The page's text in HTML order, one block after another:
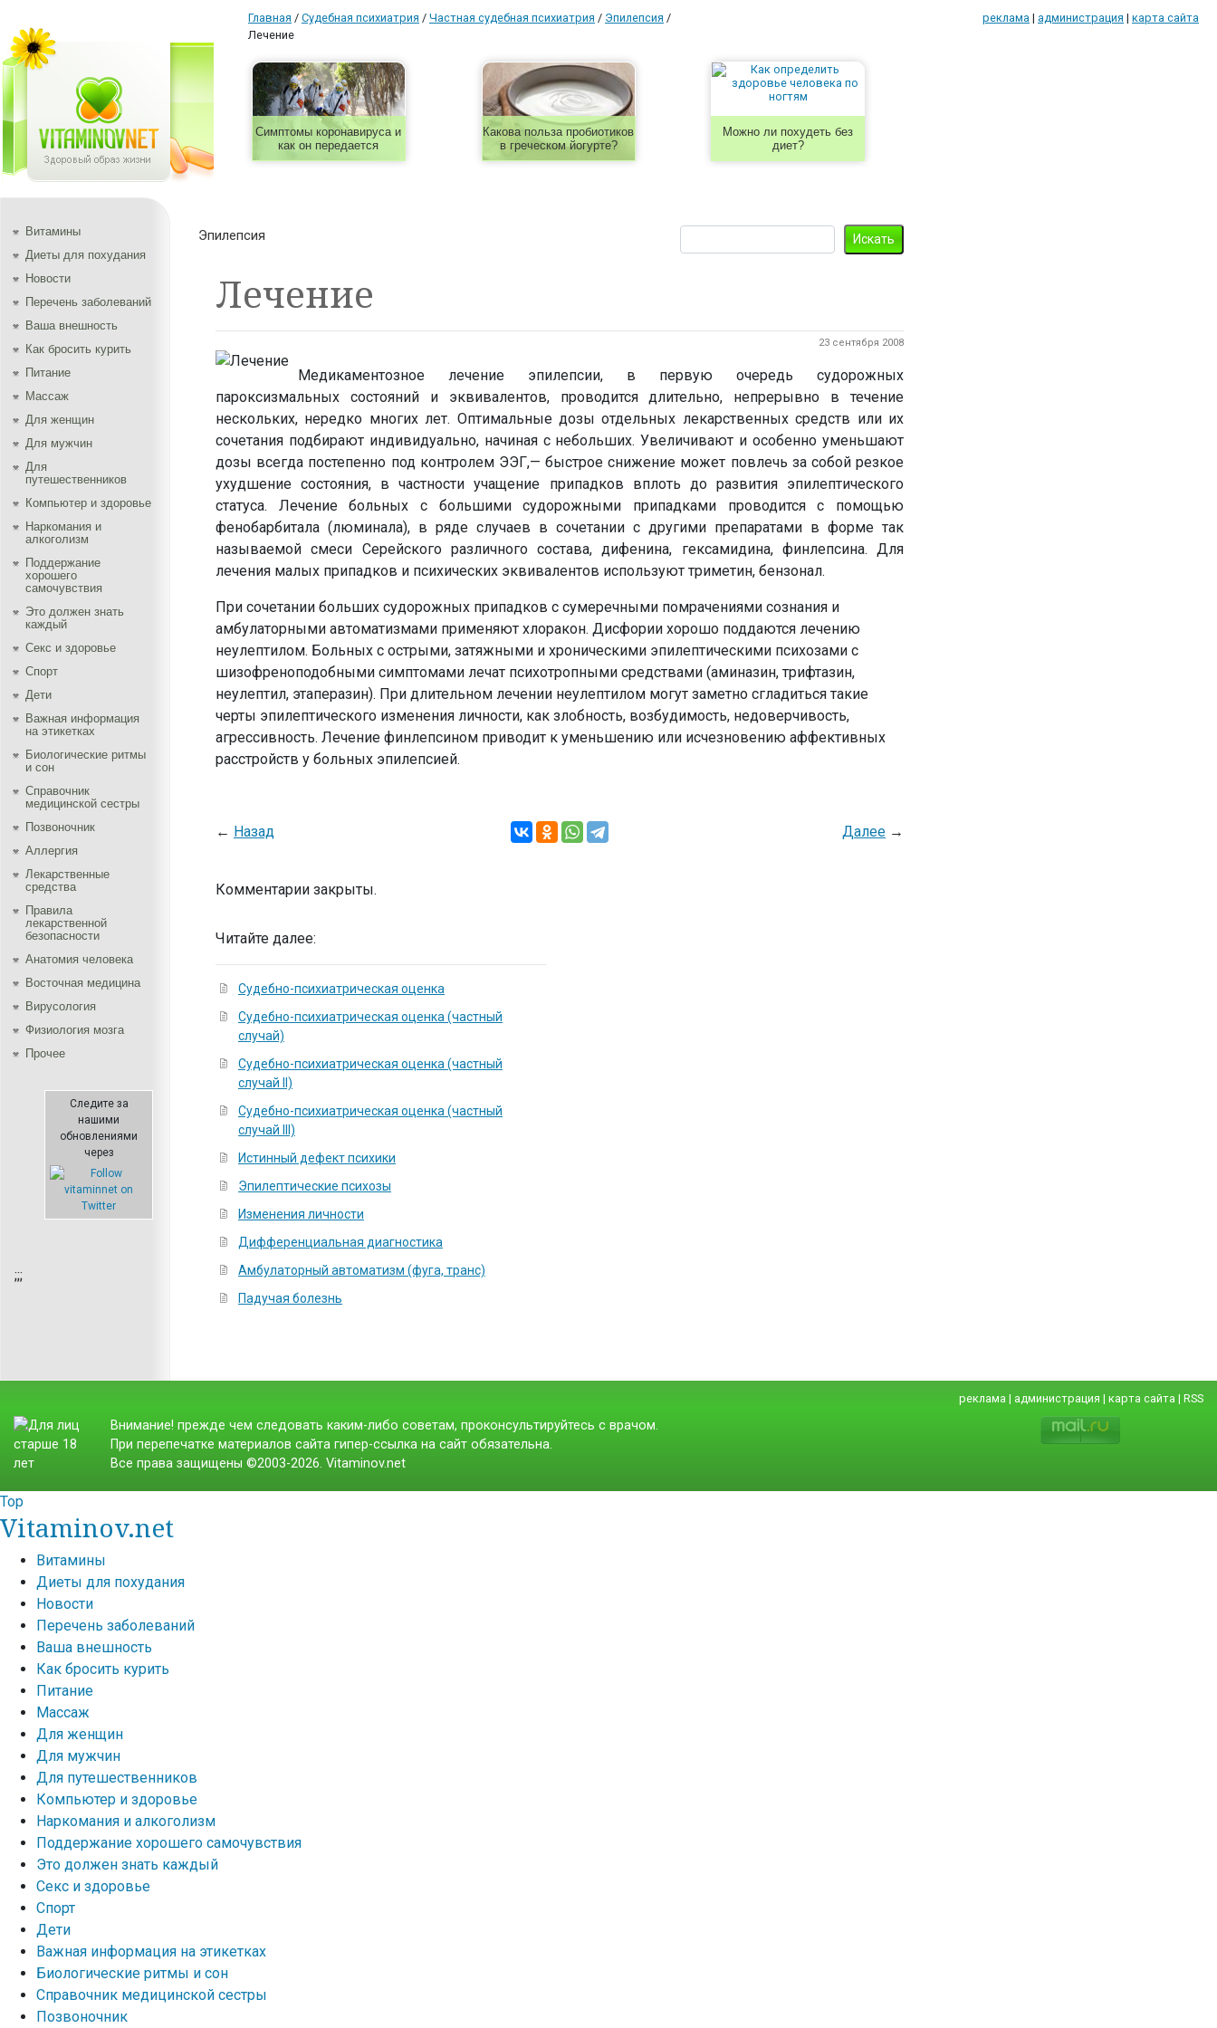
Главная / Судебная психиатрия / Частная судебная психиатрия / Эпилепсия /
Лечение
реклама | администрация | карта сайта
Симптомы коронавируса и
как он передается
Какова польза пробиотиков
в греческом йогурте?
Можно ли похудеть без
диет?
Витамины
Диеты для похудания
Новости
Перечень заболеваний
Ваша внешность
Как бросить курить
Питание
Массаж
Для женщин
Для мужчин
Для
путешественников
Компьютер и здоровье
Наркомания и
алкоголизм
Поддержание
хорошего
самочувствия
Это должен знать
каждый
Секс и здоровье
Спорт
Дети
Важная информация
на этикетках
Биологические ритмы
и сон
Справочник
медицинской сестры
Позвоночник
Аллергия
Лекарственные
средства
Правила
лекарственной
безопасности
Aнатомия человека
Восточная медицина
Вирусология
Физиология мозга
Прочее
Следите за
нашими
обновлениями
через
;;;
Эпилепсия
Лечение
23 сентября 2008
Медикаментозное лечение эпилепсии, в первую очередь судорожных
пароксизмальных состояний и эквивалентов, проводится длительно, непрерывно в течение
нескольких, нередко многих лет. Оптимальные дозы отдельных лекарственных средств или их
сочетания подбирают индивидуально, начиная с небольших. Увеличивают и особенно уменьшают
дозы всегда постепенно под контролем ЭЭГ,— быстрое снижение может повлечь за собой резкое
ухудшение состояния, в частности учащение припадков вплоть до развития эпилептического
статуса. Лечение больных с большими судорожными припадками проводится с помощью
фенобарбитала (люминала), в ряде случаев в сочетании с другими препаратами в форме так
называемой смеси Серейского различного состава, дифенина, гексамидина, финлепсина. Для
лечения малых припадков и психических эквивалентов используют триметин, бензонал.
При сочетании больших судорожных припадков с сумеречными помрачениями сознания и
амбулаторными автоматизмами применяют хлоракон. Дисфории хорошо поддаются лечению
неулептилом. Больных с острыми, затяжными и хроническими эпилептическими психозами с
шизофреноподобными симптомами лечат психотропными средствами (аминазин, трифтазин,
неулептил, этаперазин). При длительном лечении неулептилом могут заметно сгладиться такие
черты эпилептического изменения личности, как злобность, возбудимость, недоверчивость,
агрессивность. Лечение финлепсином приводит к уменьшению или исчезновению аффективных
расстройств у больных эпилепсией.
← Назад Далее→
Комментарии закрыты.
Читайте далее:
Судебно-психиатрическая оценка
Судебно-психиатрическая оценка (частный
случай)
Судебно-психиатрическая оценка (частный
случай II)
Судебно-психиатрическая оценка (частный
случай III)
Истинный дефект психики
Эпилептические психозы
Изменения личности
Дифференциальная диагностика
Амбулаторный автоматизм (фуга, транс)
Падучая болезнь
реклама | администрация | карта сайта | RSS
Внимание! прежде чем следовать каким-либо советам, проконсультируйтесь с врачом.
При перепечатке материалов сайта гипер-ссылка на сайт обязательна.
Все права защищены ©2003-2026. Vitaminov.net
Top
Vitaminov.net
Витамины
Диеты для похудания
Новости
Перечень заболеваний
Ваша внешность
Как бросить курить
Питание
Массаж
Для женщин
Для мужчин
Для путешественников
Компьютер и здоровье
Наркомания и алкоголизм
Поддержание хорошего самочувствия
Это должен знать каждый
Секс и здоровье
Спорт
Дети
Важная информация на этикетках
Биологические ритмы и сон
Справочник медицинской сестры
Позвоночник